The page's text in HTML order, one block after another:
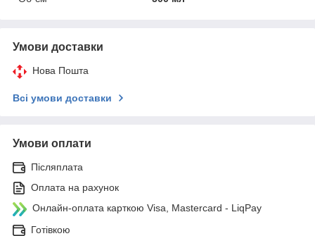
Умови доставки
Нова Пошта
Всі умови доставки
Умови оплати
Післяплата
Оплата на рахунок
Онлайн-оплата карткою Visa, Mastercard - LiqPay
Готівкою